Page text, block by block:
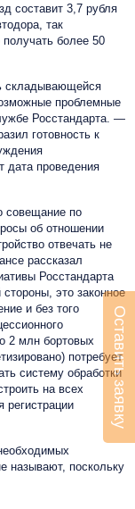
составит 3,7 рубля
так
более 50
складывающейся
проблемные
Росстандарта. —
готовность к
дата проведения
по
об отношении
отвечать не
рассказал
Росстандарта
стороны, это законное
и без того
2 млн бортовых
потребует
систему обработки
на всех
регистрации
называют, поскольку
Оставить заявку